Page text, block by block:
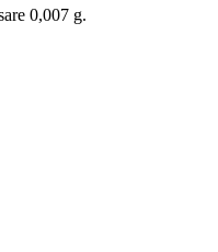
0,007 g.